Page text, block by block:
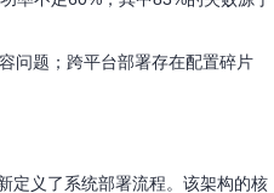
问题；跨平台部署存在配置碎片
定义了系统部署流程。该架构的核